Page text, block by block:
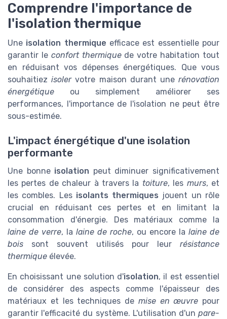
Comprendre l'importance de
l'isolation thermique
Une isolation thermique efficace est essentielle pour
garantir le confort thermiquede votre habitation tout
en réduisant vos dépenses énergétiques. Que vous
souhaitiezisolervotre maison durant unerénovation
énergétique ou simplement améliorer ses
performances, l'importance de l'isolation ne peut être
sous-estimée.
L'impact énergétique d'une isolation
performante
Une bonne isolation peut diminuer significativement
les pertes de chaleur à travers la toiture, les murs, et
les combles. Les isolants thermiques jouent un rôle
crucial en réduisant ces pertes et en limitant la
consommation d'énergie. Des matériaux comme la
laine de verre, la laine de roche, ou encore la laine de
bois sont souvent utilisés pour leur résistance
thermique élevée.
En choisissant une solution d'isolation, il est essentiel
de considérer des aspects comme l'épaisseur des
matériaux et les techniques de mise en œuvre pour
garantir l'efficacité du système. L'utilisation d'un pare-